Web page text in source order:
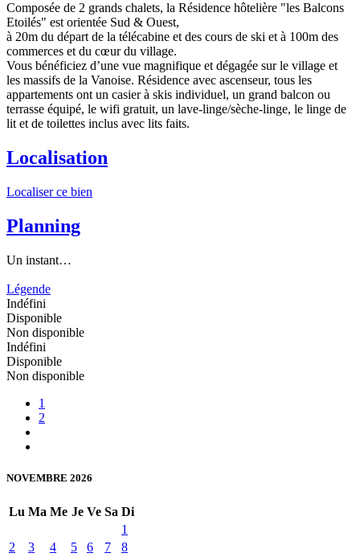
Composée de 2 grands chalets, la Résidence hôtelière "les Balcons
Etoilés" est orientée Sud & Ouest,
à 20m du départ de la télécabine et des cours de ski et à 100m des
commerces et du cœur du village.
Vous bénéficiez d’une vue magnifique et dégagée sur le village et
les massifs de la Vanoise. Résidence avec ascenseur, tous les
appartements ont un casier à skis individuel, un grand balcon ou
terrasse équipé, le wifi gratuit, un lave-linge/sèche-linge, le linge de
lit et de toilettes inclus avec lits faits.
Localisation
Localiser ce bien
Planning
Un instant…
Légende
Indéfini
Disponible
Non disponible
Indéfini
Disponible
Non disponible
1
2
NOVEMBRE 2026
Lu Ma Me Je Ve Sa Di
1
2
3 4 5 6 7
8